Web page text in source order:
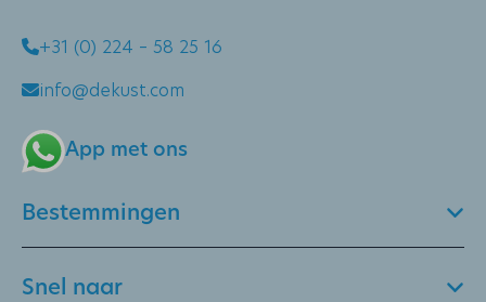
+31 (0) 224 – 58 25 16
info@dekust.com
App met ons
Bestemmingen
Snel naar